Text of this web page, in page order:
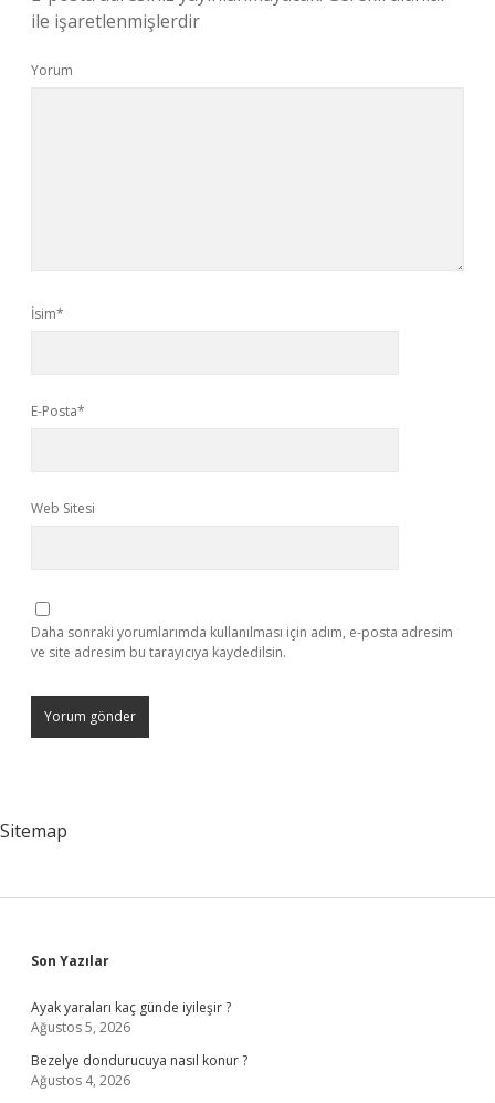
ile işaretlenmişlerdir
Yorum
İsim*
E-Posta*
Web Sitesi
Daha sonraki yorumlarımda kullanılması için adım, e-posta adresim
ve site adresim bu tarayıcıya kaydedilsin.
Sitemap
Sidebar
Son Yazılar
Ayak yaraları kaç günde iyileşir ?
Ağustos 5, 2026
Bezelye dondurucuya nasıl konur ?
Ağustos 4, 2026